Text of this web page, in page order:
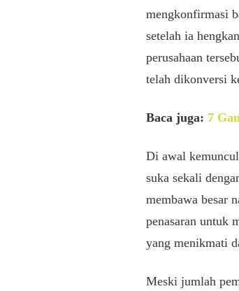
mengkonfirmasi
setelah ia
perusahaan
telah dikonversi
Baca juga: 7
Di awal
suka sekali
membawa besar
penasaran untuk
yang menikmati
Meski jumlah